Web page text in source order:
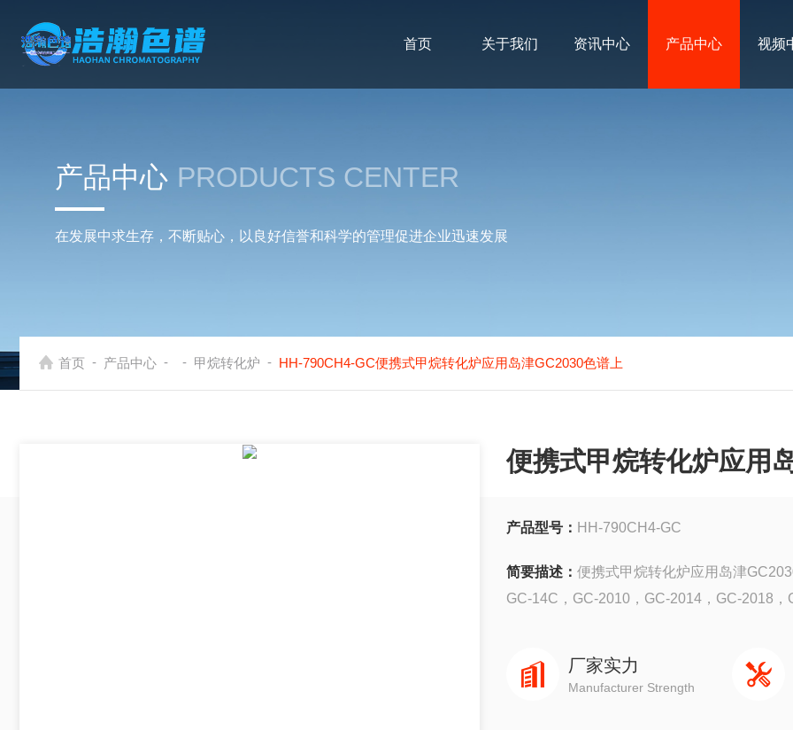
首页 关于我们 资讯中心 产品中心 视频
产品中心 PRODUCTS CENTER
在发展中求生存，不断贴心，以良好信誉和科学的管理促进企业迅速发展
首页 - 产品中心 - - 甲烷转化炉 - HH-790CH4-GC便携式甲烷转化炉应用岛津GC2030色谱上
便携式甲烷转化炉应用
产品型号： HH-790CH4-GC
简要描述： 便携式甲烷转化炉应用岛津
GC-14C，GC-2010，GC-2014，GC-2018
厂家实力
Manufacturer Strength